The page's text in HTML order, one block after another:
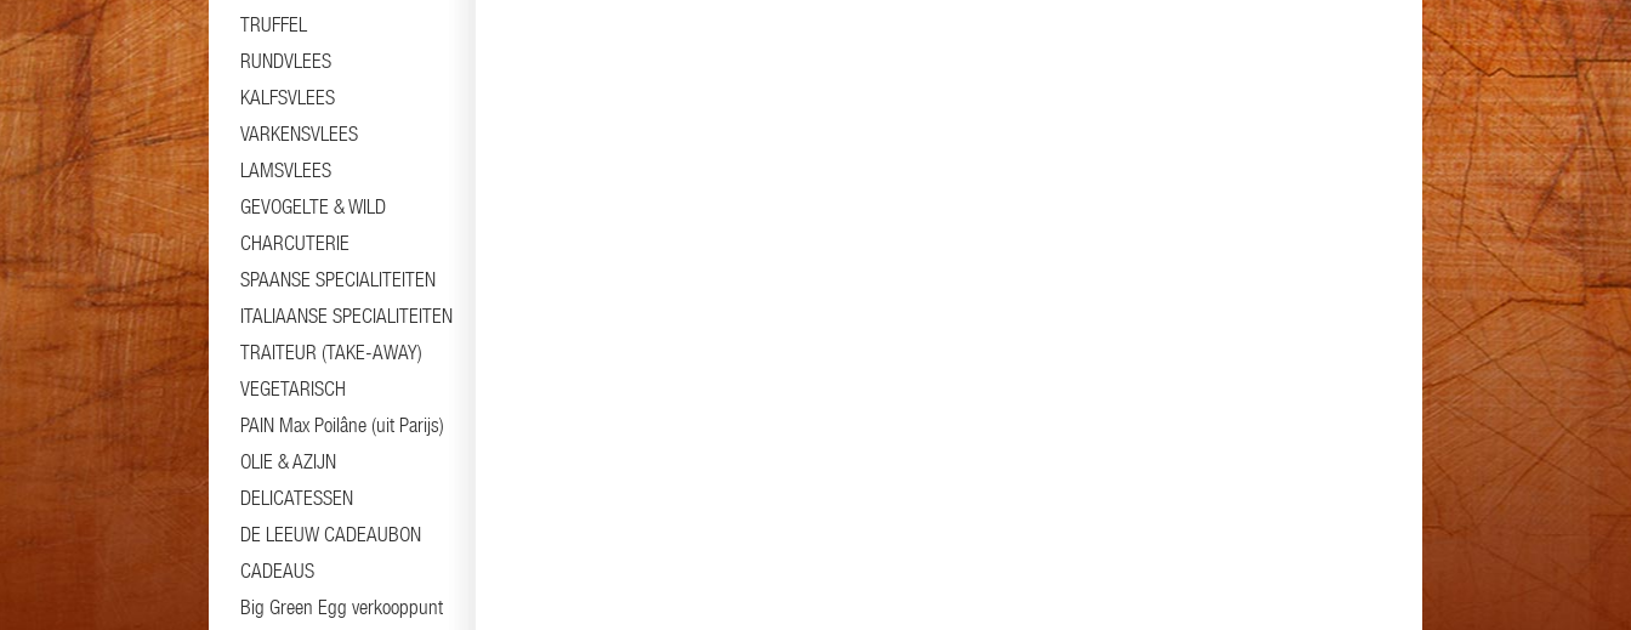
TRUFFEL
RUNDVLEES
KALFSVLEES
VARKENSVLEES
LAMSVLEES
GEVOGELTE & WILD
CHARCUTERIE
SPAANSE SPECIALITEITEN
ITALIAANSE SPECIALITEITEN
TRAITEUR (TAKE-AWAY)
VEGETARISCH
PAIN Max Poilâne (uit Parijs)
OLIE & AZIJN
DELICATESSEN
DE LEEUW CADEAUBON
CADEAUS
Big Green Egg verkooppunt